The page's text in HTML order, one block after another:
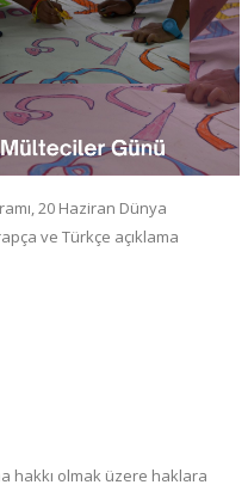
20 Haziran Dünya
ve Türkçe açıklama
hakkı olmak üzere haklara